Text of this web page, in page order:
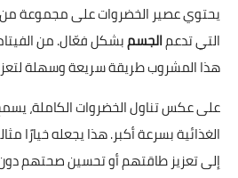
يحتوي عصير الخضروات على مجموعة من
التي تدعمالجسمبشكل فعّال. من
هذا المشروب طريقة سريعة وسهلة
على عكس تناول الخضروات الكاملة،
الغذائية بسرعة أكبر. هذا يجعله خيارًا
إلى تعزيز طاقتهم أو تحسين صحتهم